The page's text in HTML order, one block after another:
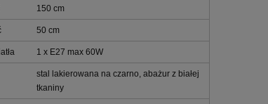
150 cm
50 cm
1 x E27 max 60W
stal lakierowana na czarno, abażur z białej
tkaniny